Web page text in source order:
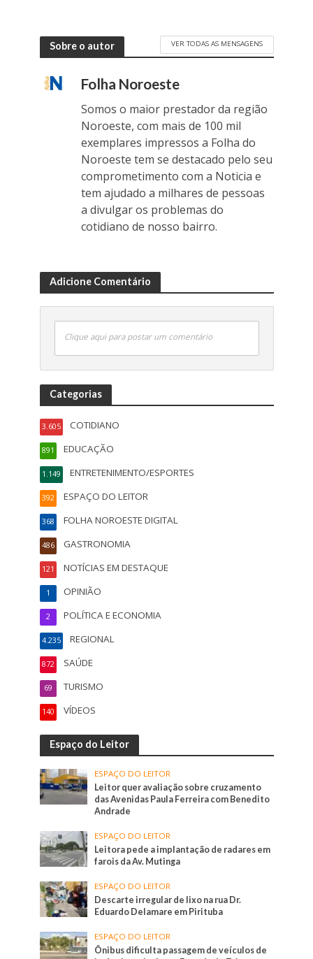
Sobre o autor VER TODAS AS MENSAGENS
Folha Noroeste
Somos o maior prestador da região
Noroeste, com mais de 100 mil
exemplares impressos a Folha do
Noroeste tem se destacado pelo seu
comprometimento com a Noticia e
tem ajudado a milhares de pessoas
a divulgar os problemas do
cotidiano de nosso bairro.
Adicione Comentário
Clique aqui para postar um comentário
Categorias
COTIDIANO
3.605
EDUCAÇÃO
891
ENTRETENIMENTO/ESPORTES
1.149
ESPAÇO DO LEITOR
392
FOLHA NOROESTE DIGITAL
368
GASTRONOMIA
486
NOTÍCIAS EM DESTAQUE
121
OPINIÃO
1
POLÍTICA E ECONOMIA
2
REGIONAL
4.235
SAÚDE
872
TURISMO
69
VÍDEOS
140
Espaço do Leitor
ESPAÇO DO LEITOR
Leitor quer avaliação sobre cruzamento
das Avenidas Paula Ferreira com Benedito
Andrade
ESPAÇO DO LEITOR
Leitora pede a implantação de radares em
farois da Av. Mutinga
ESPAÇO DO LEITOR
Descarte irregular de lixo na rua Dr.
Eduardo Delamare em Pirituba
ESPAÇO DO LEITOR
Ônibus dificulta passagem de veículos de